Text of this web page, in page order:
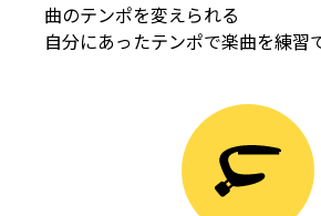
曲のテンポを変えられる
自分にあったテンポで楽曲を練習